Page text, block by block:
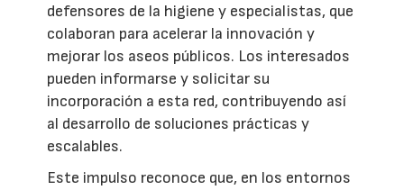
defensores de la higiene y especialistas, que
colaboran para acelerar la innovación y
mejorar los aseos públicos. Los interesados
pueden informarse y solicitar su
incorporación a esta red, contribuyendo así
al desarrollo de soluciones prácticas y
escalables.
Este impulso reconoce que, en los entornos